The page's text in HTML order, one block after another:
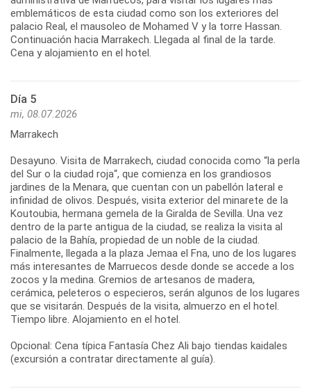
emblemáticos de esta ciudad como son los exteriores del
palacio Real, el mausoleo de Mohamed V y la torre Hassan.
Continuación hacia Marrakech. Llegada al final de la tarde.
Cena y alojamiento en el hotel.
Día 5
mi, 08.07.2026
Marrakech
Desayuno. Visita de Marrakech, ciudad conocida como “la perla
del Sur o la ciudad roja“, que comienza en los grandiosos
jardines de la Menara, que cuentan con un pabellón lateral e
infinidad de olivos. Después, visita exterior del minarete de la
Koutoubia, hermana gemela de la Giralda de Sevilla. Una vez
dentro de la parte antigua de la ciudad, se realiza la visita al
palacio de la Bahía, propiedad de un noble de la ciudad.
Finalmente, llegada a la plaza Jemaa el Fna, uno de los lugares
más interesantes de Marruecos desde donde se accede a los
zocos y la medina. Gremios de artesanos de madera,
cerámica, peleteros o especieros, serán algunos de los lugares
que se visitarán. Después de la visita, almuerzo en el hotel.
Tiempo libre. Alojamiento en el hotel.
Opcional: Cena típica Fantasía Chez Ali bajo tiendas kaidales
(excursión a contratar directamente al guía).